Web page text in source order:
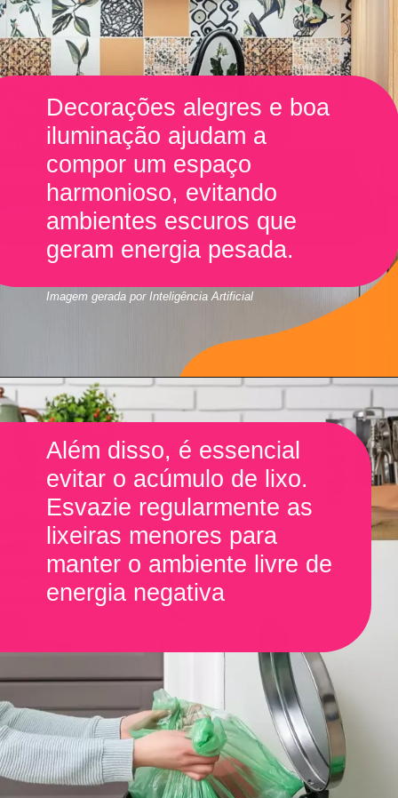
Decorações alegres e boa
iluminação ajudam a
compor um espaço
harmonioso, evitando
ambientes escuros que
geram energia pesada.
Imagem gerada por Inteligência Artificial
Além disso, é essencial
evitar o acúmulo de lixo.
Esvazie regularmente as
lixeiras menores para
manter o ambiente livre de
energia negativa